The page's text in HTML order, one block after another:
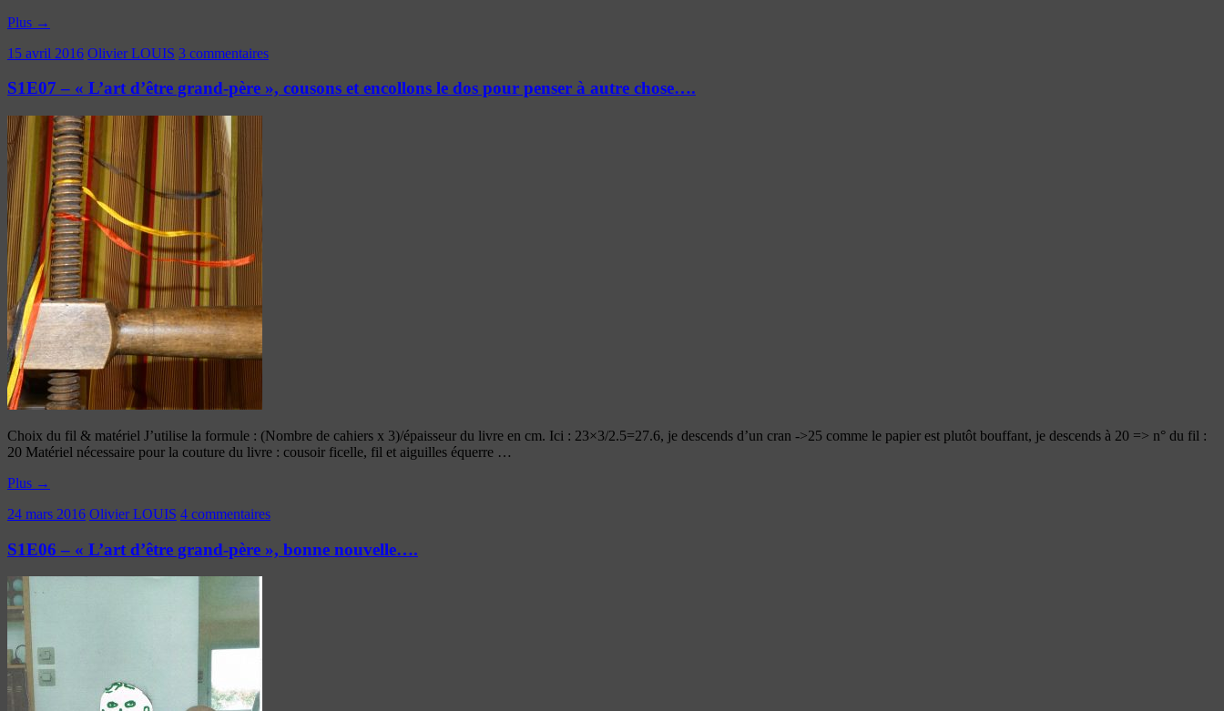
Plus →
15 avril 2016 Olivier LOUIS 3 commentaires
S1E07 – « L’art d’être grand-père », cousons et encollons le dos pour penser à autre chose….
Choix du fil & matériel J’utilise la formule : (Nombre de cahiers x 3)/épaisseur du livre en cm. Ici : 23×3/2.5=27.6, je descends d’un cran ->25 comme le papier est plutôt bouffant, je descends à 20 => n° du fil :
20 Matériel nécessaire pour la couture du livre : cousoir ficelle, fil et aiguilles équerre …
Plus →
24 mars 2016 Olivier LOUIS 4 commentaires
S1E06 – « L’art d’être grand-père », bonne nouvelle….